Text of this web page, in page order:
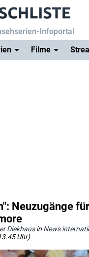
Infoportal
Filme
Neuzugänge
Diekhausin News
Uhr)